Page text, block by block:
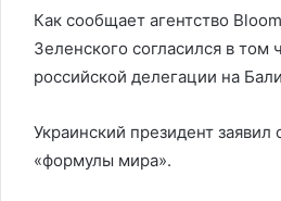
Как сообщает агентство
Зеленского согласился в том
российской делегации на
Украинский президент заявил
«формулы мира».